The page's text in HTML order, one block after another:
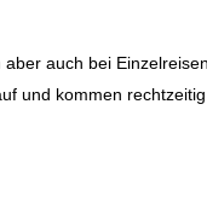
auch bei
und kommen rechtzeitig